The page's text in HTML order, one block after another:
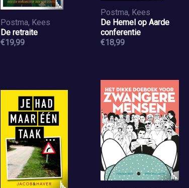
Postma, Kees
De retraite
€19,99
Postma, Kees
De Hemel op Aarde
conferentie
€18,99